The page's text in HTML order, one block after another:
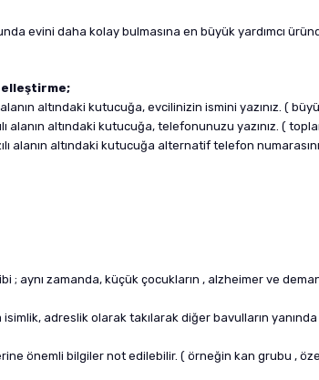
evini daha kolay bulmasına en büyük yardımcı
alanın altındaki kutucuğa, evcilinizin ismini yazınız. (
alanın altındaki kutucuğa, telefonunuzu yazınız. (
alanın altındaki kutucuğa alternatif telefon
; aynı zamanda, küçük çocukların , alzheimer ve
adreslik olarak takılarak diğer bavulların
önemli bilgiler not edilebilir. ( örneğin kan grubu ,